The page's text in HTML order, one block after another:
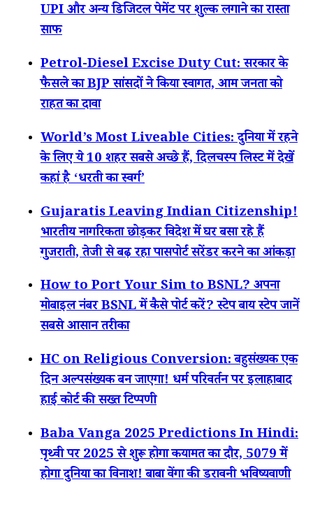
UPI और अन्य डिजिटल पेमेंट पर शुल्क लगाने का रास्ता
साफ
Petrol-Diesel Excise Duty Cut: सरकार के
फैसले का BJP सांसदों ने किया स्वागत, आम जनता को
राहत का दावा
World’s Most Liveable Cities: दुनिया में रहने
के लिए ये 10 शहर सबसे अच्छे हैं, दिलचस्प लिस्ट में देखें
कहां है ‘धरती का स्वर्ग’
Gujaratis Leaving Indian Citizenship!
भारतीय नागरिकता छोड़कर विदेश में घर बसा रहे हैं
गुजराती, तेजी से बढ़ रहा पासपोर्ट सरेंडर करने का आंकड़ा
How to Port Your Sim to BSNL? अपना
मोबाइल नंबर BSNL में कैसे पोर्ट करें? स्टेप बाय स्टेप जानें
सबसे आसान तरीका
HC on Religious Conversion: बहुसंख्यक एक
दिन अल्पसंख्यक बन जाएगा! धर्म परिवर्तन पर इलाहाबाद
हाई कोर्ट की सख्त टिप्पणी
Baba Vanga 2025 Predictions In Hindi:
पृथ्वी पर 2025 से शुरू होगा कयामत का दौर, 5079 में
होगा दुनिया का विनाश! बाबा वेंगा की डरावनी भविष्यवाणी